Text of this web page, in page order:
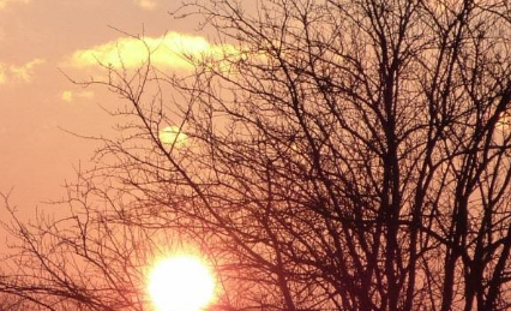
les nombreusesMaisons
…
En savoir plus sur le